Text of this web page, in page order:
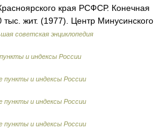
края РСФСР. Конечная
жит. (1977). Центр Минусинского
советская энциклопедия
и индексы России
пункты и индексы России
пункты и индексы России
пункты и индексы России